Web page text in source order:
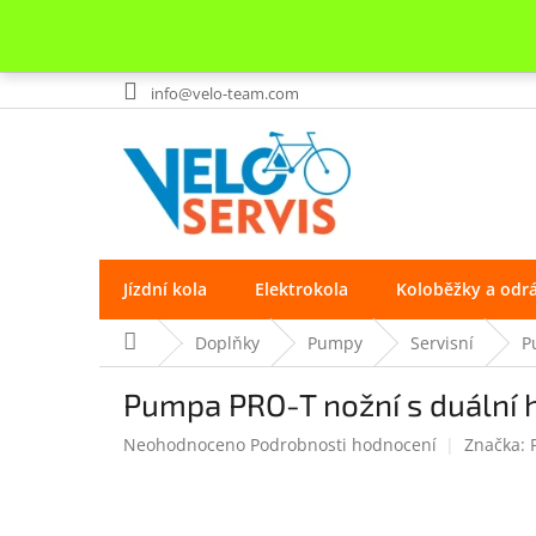
Přejít
na
info@velo-team.com
Jízdní kola Elektrokola Koloběžky a
Domů Doplňky Pumpy Servisní
Pumpa PRO-T nožní s duální
Průměrné
Neohodnoceno Podrobnosti hodnocení Značka: